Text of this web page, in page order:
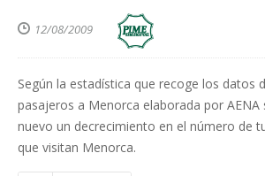
12/08/2009
Según la estadística que recoge los datos
pasajeros a Menorca elaborada por AENA
nuevo un decrecimiento en el número de
que visitan Menorca.